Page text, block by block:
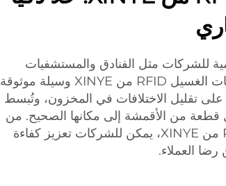
للشركات مثل الفنادق والمستشفيات
ومحال الغسيل الكبيرة. توفر علامات الغسيل RFID من XINYE وسيلة موثوقة
تقليل الاختلافات في المخزون، وتُبسط
من الأقمشة إلى مكانها الصحيح. من
خلال اختيار علامات الغسيل RFID من XINYE، يمكن للشركات تعزيز كفاءة
رضا العملاء.